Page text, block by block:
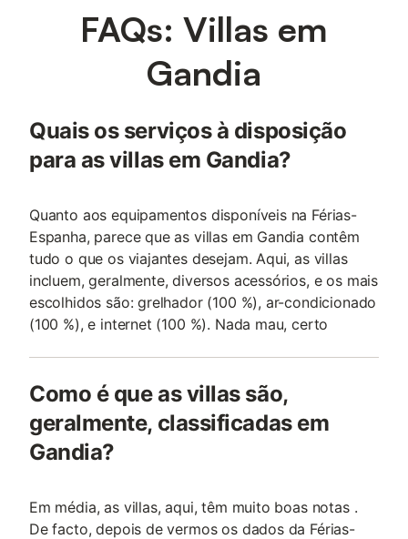
FAQs: Villas em
Gandia
Quais os serviços à disposição
para as villas em Gandia?
Quanto aos equipamentos disponíveis na Férias-
Espanha, parece que as villas em Gandia contêm
tudo o que os viajantes desejam. Aqui, as villas
incluem, geralmente, diversos acessórios, e os mais
escolhidos são: grelhador (100 %), ar-condicionado
(100 %), e internet (100 %). Nada mau, certo
Como é que as villas são,
geralmente, classificadas em
Gandia?
Em média, as villas, aqui, têm muito boas notas .
De facto, depois de vermos os dados da Férias-